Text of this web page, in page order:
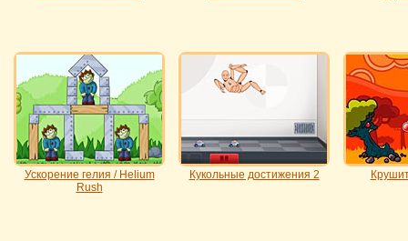
Ускорение гелия / Helium
Rush
Кукольные достижения 2